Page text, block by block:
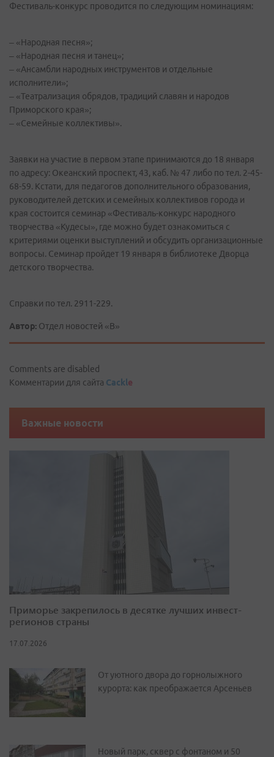
Фестиваль-конкурс проводится по следующим номинациям:
– «Народная песня»;
– «Народная песня и танец»;
– «Ансамбли народных инструментов и отдельные
исполнители»;
– «Театрализация обрядов, традиций славян и народов
Приморского края»;
– «Семейные коллективы».
Заявки на участие в первом этапе принимаются до 18 января
по адресу: Океанский проспект, 43, каб. № 47 либо по тел. 2-45-
68-59. Кстати, для педагогов дополнительного образования,
руководителей детских и семейных коллективов города и
края состоится семинар «Фестиваль-конкурс народного
творчества «Кудесы», где можно будет ознакомиться с
критериями оценки выступлений и обсудить организационные
вопросы. Семинар пройдет 19 января в библиотеке Дворца
детского творчества.
Справки по тел. 2911-229.
Автор: Отдел новостей «В»
Comments are disabled
Комментарии для сайта Cackle
Важные новости
Приморье закрепилось в десятке лучших инвест-
регионов страны
17.07.2026
От уютного двора до горнолыжного
курорта: как преображается Арсеньев
Новый парк, сквер с фонтаном и 50